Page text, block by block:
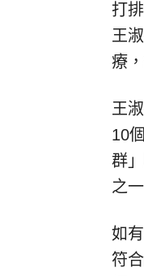
打
王
療
王
10
群
之一
如
符